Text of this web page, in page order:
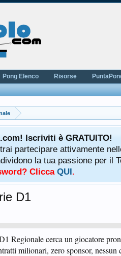
Iscriviti è GRATUITO!
partecipare attivamente
la tua passione per il
Clicca QUI.
D1
Regionale cerca un giocatore
milionari, zero sponsor, nessun
Pong Elenco Risorse